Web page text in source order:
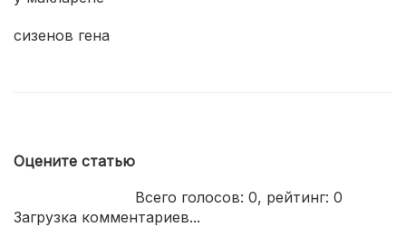
сизенов гена
Оцените статью
Всего голосов: 0, рейтинг: 0
Загрузка комментариев...